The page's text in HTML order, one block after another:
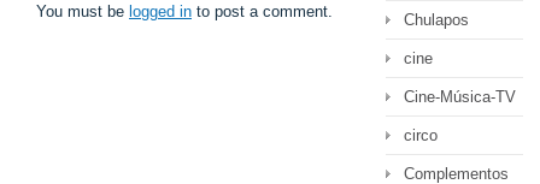
You must be logged in to post a comment. Chulapos
cine
Cine-Música-TV
circo
Complementos